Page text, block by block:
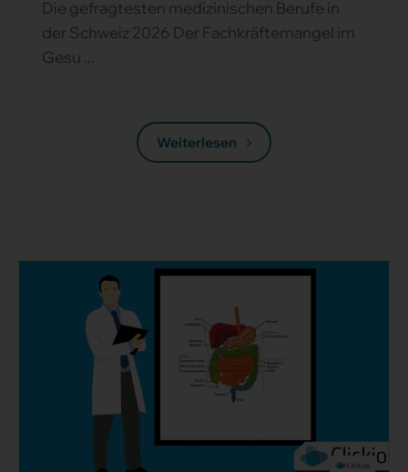
Die gefragtesten medizinischen Berufe in
der Schweiz 2026 Der Fachkräftemangel im
Gesu ...
Weiterlesen